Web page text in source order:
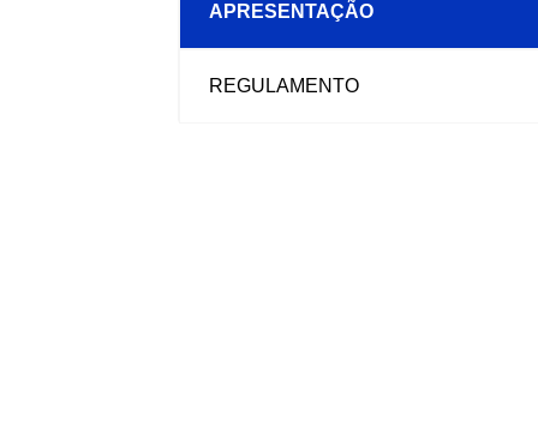
APRESENTAÇÃO
REGULAMENTO